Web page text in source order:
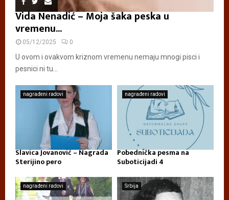
Vida Nenadić – Moja šaka peska u
vremenu...
05/12/2025 0
U ovom i ovakvom kriznom vremenu nemaju mnogi pisci i
pesnici ni tu...
nagrađeni radovi
Slavica Jovanović – Nagrada
Sterijino pero
nagrađeni radovi
Pobednička pesma na
Suboticijadi 4
nagrađeni radovi Srbija